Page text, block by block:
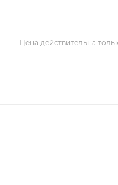
Цена действительна